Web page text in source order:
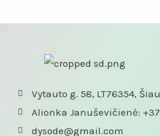
Vytauto g. 58, LT76354,
Alionka Januševičienė:
dysode@gmail.com